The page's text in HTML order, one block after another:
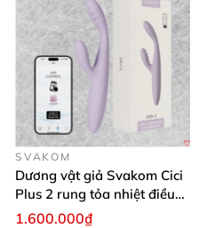
SVAKOM
Dương vật giả Svakom Cici
Plus 2 rung tỏa nhiệt điều
khiển app an toàn silicone
1.600.000₫